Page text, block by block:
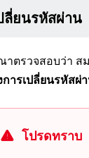
ลี่ยนรหัสผ่าน
าตรวจสอบว่า ส
การเปลี่ยนรหัสผ่
โปรดทราบ